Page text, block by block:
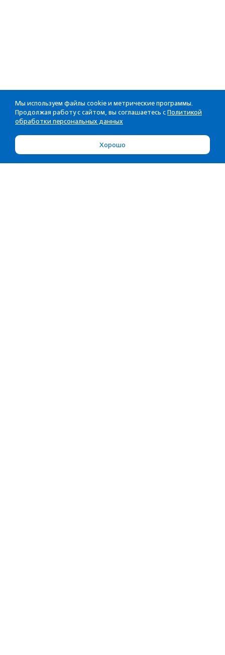
Мы используем файлы cookie и метрические программы.
Продолжая работу с сайтом, вы соглашаетесь с Политикой
обработки персональных данных
Хорошо